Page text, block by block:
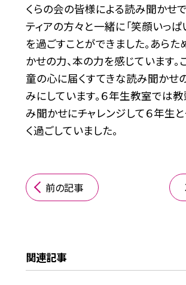
くらの会の皆様による読み聞かせで
ティアの方々と一緒に「笑顔いっぱ
を過ごすことができました。あらた
かせの力、本の力を感じています。
童の心に届くすてきな読み聞かせ
みにしています。６年生教室では
み聞かせにチャレンジして６年生
く過ごしていました。
前の記事
関連記事